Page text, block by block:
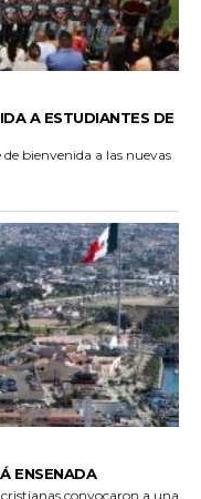
A ESTUDIANTES DE
bienvenida a las nuevas
ENSENADA